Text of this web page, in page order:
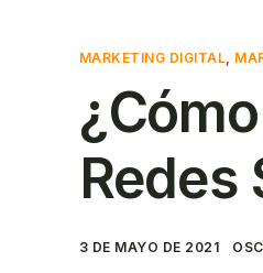
MARKETING DIGITAL,
Redes
3 DE MAYO DE 2021